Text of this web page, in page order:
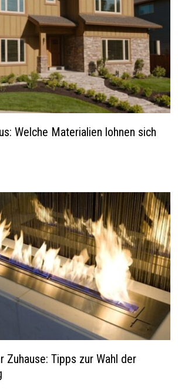
Welche Materialien lohnen sich
Zuhause: Tipps zur Wahl der